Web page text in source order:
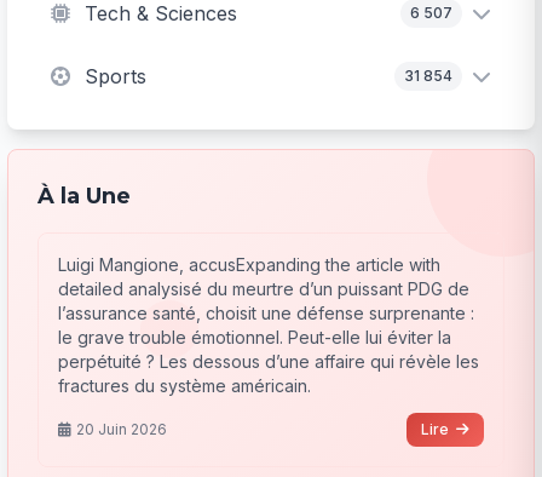
Tech & Sciences 6 507
Sports 31 854
À la Une
Luigi Mangione, accusExpanding the article with
detailed analysisé du meurtre d’un puissant PDG de
l’assurance santé, choisit une défense surprenante :
le grave trouble émotionnel. Peut-elle lui éviter la
perpétuité ? Les dessous d’une affaire qui révèle les
fractures du système américain.
20 Juin 2026 Lire